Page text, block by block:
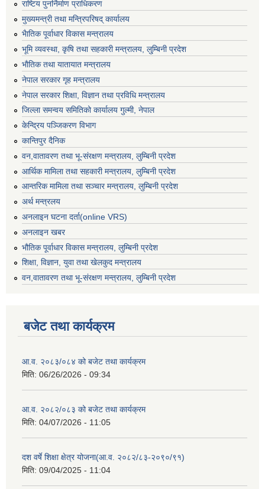
राष्टिय पुनर्निर्माण प्राधिकरण
मुख्यमन्त्री तथा मन्त्रिपरिषद् कार्यालय
भैातिक पूर्वाधार विकास मन्त्रालय
भूमि व्यवस्था, कृषि तथा सहकारी मन्त्रालय, लु्म्बिनी प्रदेश
भाैतिक तथा यातायात मन्त्रालय
नेपाल सरकार गृह मन्त्रालय
नेपाल सरकार शिक्षा, विज्ञान तथा प्रविधि मन्त्रालय
जिल्ला समन्वय समितिको कार्यालय गुल्मी, नेपाल
केन्द्रिय पञ्जिकरण विभाग
कान्तिपुर दैनिक
वन,वातावरण तथा भू-संरक्षण मन्त्रालय, लुम्बिनी प्रदेश
आर्थिक मामिला तथा सहकारी मन्त्रालय, लुम्बिनी प्रदेश
आन्तरिक मामिला तथा सञ्चार मन्त्रालय, लुम्बिनी प्रदेश
अर्थ मन्त्रलय
अनलाइन घटना दर्ता(online VRS)
अनलाइन खबर
भौतिक पूर्वाधार विकास मन्त्रालय, लुम्बिनी प्रदेश
शिक्षा, विज्ञान, युवा तथा खेलकुद मन्‍‍त्रालय
वन,वातावरण तथा भू-संरक्षण मन्त्रालय, लुम्बिनी प्रदेश
बजेट तथा कार्यक्रम
आ.व. २०८३/०८४ को बजेट तथा कार्यक्रम
मिति: 06/26/2026 - 09:34
आ.व. २०८२/०८३ को बजेट तथा कार्यक्रम
मिति: 04/07/2026 - 11:05
दश वर्षे शिक्षा क्षेत्र योजना(आ.व. २०८२/८३-२०९०/९१)
मिति: 09/04/2025 - 11:04